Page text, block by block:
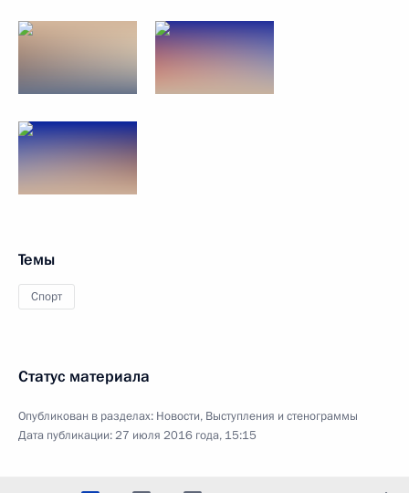
Темы
Спорт
Статус материала
Опубликован в разделах: Новости, Выступления и стенограммы
Дата публикации:27 июля 2016 года, 15:15